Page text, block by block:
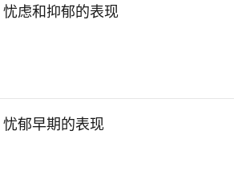
忧虑和抑郁的表现
忧郁早期的表现